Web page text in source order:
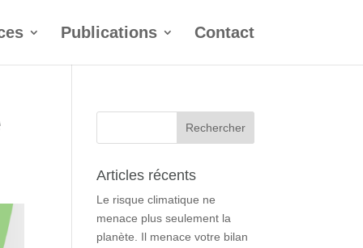
Publications Contact
Articles récents
Le risque climatique ne
menace plus seulement la
planète. Il menace votre bilan